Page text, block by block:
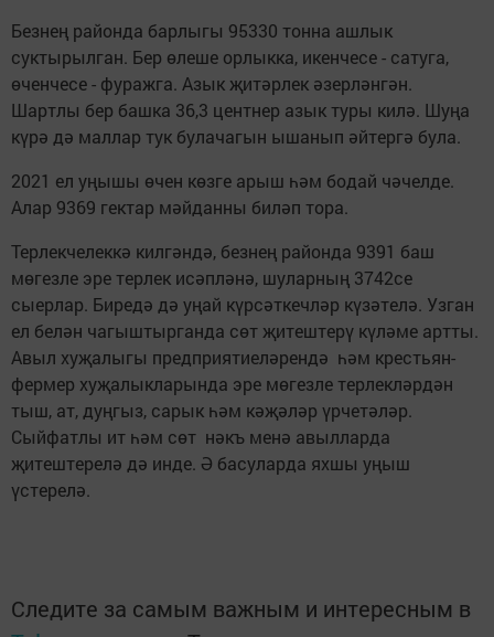
Безнең районда барлыгы 95330 тонна ашлык
суктырылган. Бер өлеше орлыкка, икенчесе - сатуга,
өченчесе - фуражга. Азык җитәрлек әзерләнгән.
Шартлы бер башка 36,3 центнер азык туры килә. Шуңа
күрә дә маллар тук булачагын ышанып әйтергә була.
2021 ел уңышы өчен көзге арыш һәм бодай чәчелде.
Алар 9369 гектар мәйданны биләп тора.
Терлекчелеккә килгәндә, безнең районда 9391 баш
мөгезле эре терлек исәпләнә, шуларның 3742се
сыерлар. Биредә дә уңай күрсәткечләр күзәтелә. Узган
ел белән чагыштырганда сөт җитештерү күләме артты.
Авыл хуҗалыгы предприятиеләрендә һәм крестьян-
фермер хуҗалыкларында эре мөгезле терлекләрдән
тыш, ат, дуңгыз, сарык һәм кәҗәләр үрчетәләр.
Сыйфатлы ит һәм сөт нәкъ менә авылларда
җитештерелә дә инде. Ә басуларда яхшы уңыш
үстерелә.
Следите за самым важным и интересным в